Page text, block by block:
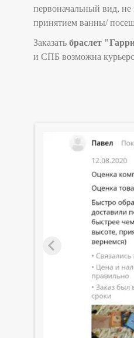
первоначальный вид,
принятием ванны/
Заказать браслет
и СПБ возможна